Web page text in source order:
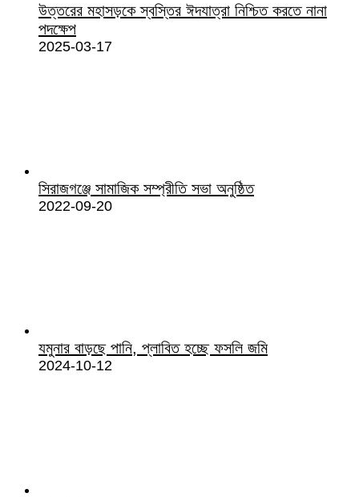
উত্তরের মহাসড়কে স্বস্তির ঈদযাত্রা নিশ্চিত করতে নানা
পদক্ষেপ
2025-03-17
সিরাজগঞ্জে সামাজিক সম্প্রীতি সভা অনুষ্ঠিত
2022-09-20
যমুনার বাড়ছে পানি, প্লাবিত হচ্ছে ফসলি জমি
2024-10-12